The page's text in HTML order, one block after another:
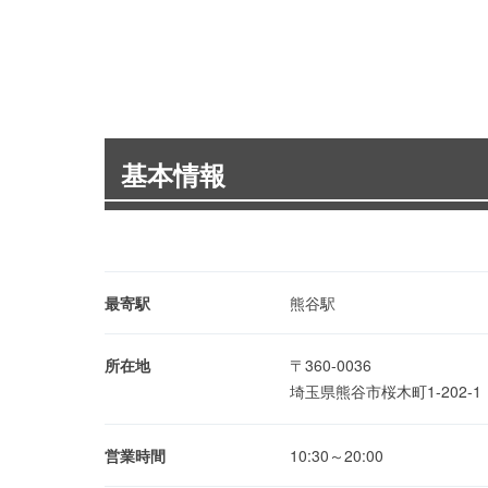
基本情報
最寄駅 熊谷駅
所在地
〒360-0036
埼玉県熊谷市桜木町1-202-1
営業時間 10:30～20:00